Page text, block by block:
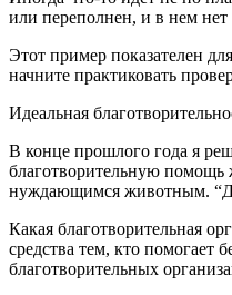
или переполнен, и в нем нет
Этот пример показателен
начните практиковать
Идеальная
В конце прошлого года я
благотворительную
нуждающимся животным.
Какая благотворительная
средства тем, кто
благотворительных